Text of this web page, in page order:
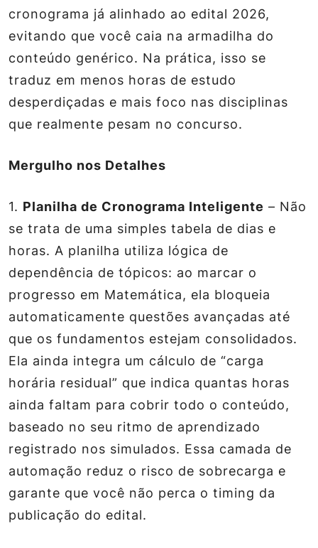
cronograma já alinhado ao edital 2026,
evitando que você caia na armadilha do
conteúdo genérico. Na prática, isso se
traduz em menos horas de estudo
desperdiçadas e mais foco nas disciplinas
que realmente pesam no concurso.
Mergulho nos Detalhes
1. Planilha de Cronograma Inteligente – Não
se trata de uma simples tabela de dias e
horas. A planilha utiliza lógica de
dependência de tópicos: ao marcar o
progresso em Matemática, ela bloqueia
automaticamente questões avançadas até
que os fundamentos estejam consolidados.
Ela ainda integra um cálculo de “carga
horária residual” que indica quantas horas
ainda faltam para cobrir todo o conteúdo,
baseado no seu ritmo de aprendizado
registrado nos simulados. Essa camada de
automação reduz o risco de sobrecarga e
garante que você não perca o timing da
publicação do edital.